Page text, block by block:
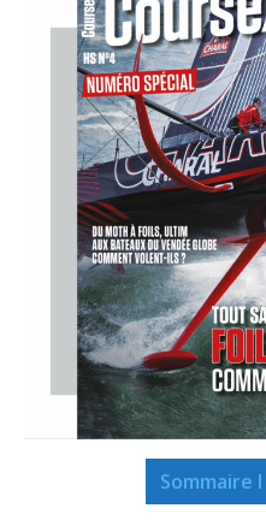
Sommaire